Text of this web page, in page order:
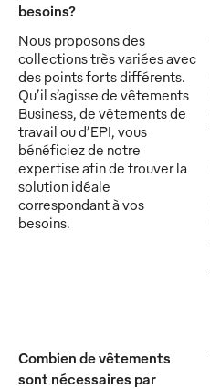
besoins?
Nous proposons des
collections très variées avec
des points forts différents.
Qu’il s’agisse de vêtements
Business, de vêtements de
travail ou d’EPI, vous
bénéficiez de notre
expertise afin de trouver la
solution idéale
correspondant à vos
besoins.
Combien de vêtements
sont nécessaires par